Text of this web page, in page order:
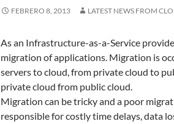
FEBRERO 8, 2013 LATEST NEWS FROM
As an Infrastructure-as-a-Service
migration of applications. Migration is
servers to cloud, from private cloud to
private cloud from public cloud.
Migration can be tricky and a poor
responsible for costly time delays, data